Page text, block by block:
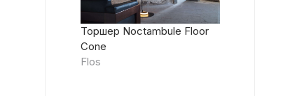
Торшер Noctambule Floor
Cone
Flos